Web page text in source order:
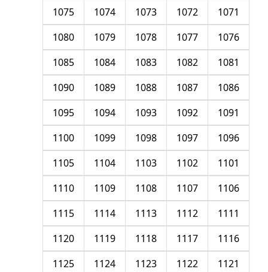
1071
1072
1073
1074
1075
1076
1077
1078
1079
1080
1081
1082
1083
1084
1085
1086
1087
1088
1089
1090
1091
1092
1093
1094
1095
1096
1097
1098
1099
1100
1101
1102
1103
1104
1105
1106
1107
1108
1109
1110
1111
1112
1113
1114
1115
1116
1117
1118
1119
1120
1121
1122
1123
1124
1125